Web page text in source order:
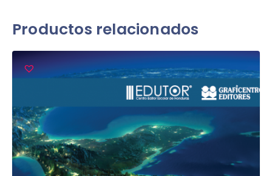
Productos relacionados